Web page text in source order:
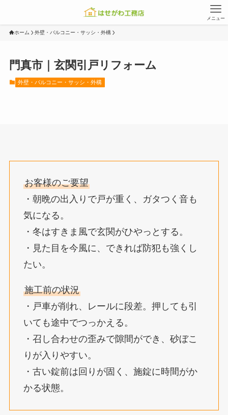
メニュー
ホーム 外壁・バルコニー・サッシ・外構
門真市｜玄関引戸リフォーム
外壁・バルコニー・サッシ・外構
お客様のご要望
・朝晩の出入りで戸が重く、ガタつく音も
気になる。
・冬はすきま風で玄関がひやっとする。
・見た目を今風に、できれば防犯も強くし
たい。
施工前の状況
・戸車が削れ、レールに段差。押しても引
いても途中でつっかえる。
・召し合わせの歪みで隙間ができ、砂ぼこ
りが入りやすい。
・古い錠前は回りが固く、施錠に時間がか
かる状態。